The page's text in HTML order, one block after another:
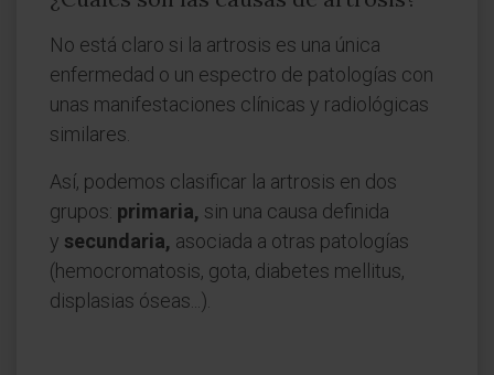
No está claro si la artrosis es una única
enfermedad o un espectro de patologías con
unas manifestaciones clínicas y radiológicas
similares.
Así, podemos clasificar la artrosis en dos
grupos: primaria, sin una causa definida
y secundaria, asociada a otras patologías
(hemocromatosis, gota, diabetes mellitus,
displasias óseas...).